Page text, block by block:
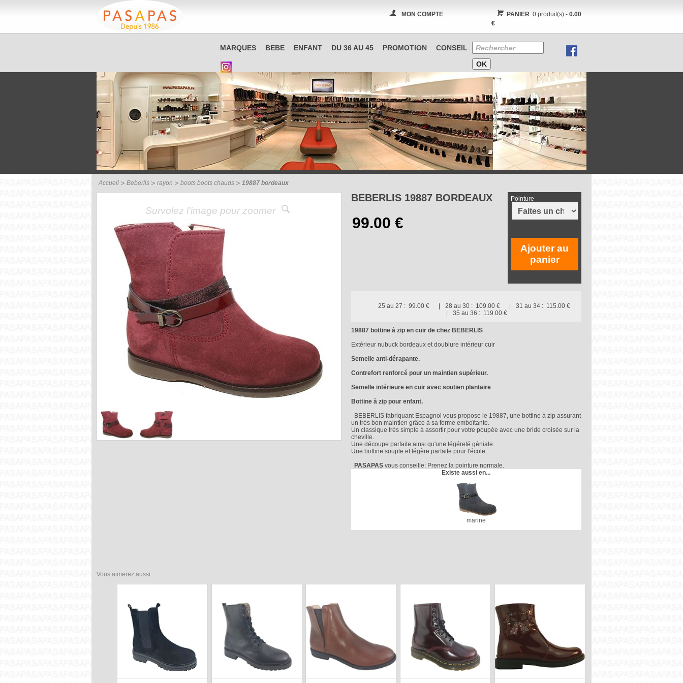
MON COMPTE PANIER 0 produit(s) -0.00
€
MARQUES BEBE ENFANT DU 36 AU 45 PROMOTION CONSEIL
Accueil Beberlis rayon boots boots chauds 19887 bordeaux
Survolez l’image pour zoomer
BEBERLIS 19887 BORDEAUX Pointure
Ajouter au
panier
25 au 27 : 99.00 € 28 au 30 : 109.00 € 31 au 34 : 115.00 €
35 au 36 : 119.00 €
19887 bottine à zip en cuir de chez BEBERLIS
Extérieur nubuck bordeaux et doublure intérieur cuir
Semelle anti-dérapante.
Contrefort renforcé pour un maintien supérieur.
Semelle intérieure en cuir avec soutien plantaire
Bottine à zip pour enfant.
BEBERLIS fabriquant Espagnol vous propose le 19887, une bottine à zip assurant
un trés bon maintien grâce à sa forme emboîtante.
Un classique trés simple à assortir pour votre poupée avec une bride croisée sur la
cheville.
Une découpe parfaite ainsi qu'une légéreté géniale.
Une bottine souple et légère parfaite pour l'école..
PASAPASvous conseille: Prenez la pointure normale.
Existe aussi en...
marine
Vous aimerez aussi